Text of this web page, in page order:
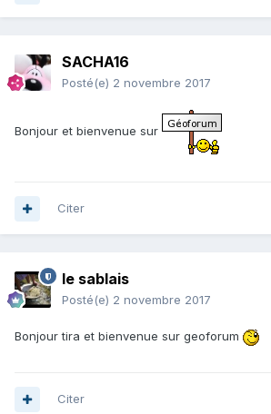
SACHA16
Posté(e) 2 novembre 2017
Bonjour et bienvenue sur
Citer
le sablais
Posté(e) 2 novembre 2017
Bonjour tira et bienvenue sur geoforum
Citer